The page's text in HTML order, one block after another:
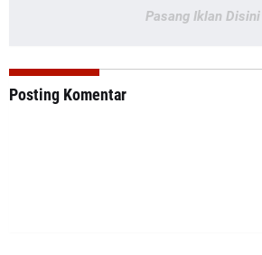
Pasang Iklan Disini
Posting Komentar